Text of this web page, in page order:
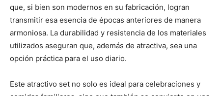
que, si bien son modernos en su fabricación, logran
transmitir esa esencia de épocas anteriores de manera
armoniosa. La durabilidad y resistencia de los materiales
utilizados aseguran que, además de atractiva, sea una
opción práctica para el uso diario.
Este atractivo set no solo es ideal para celebraciones y